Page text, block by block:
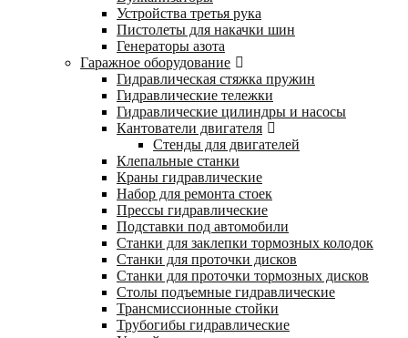
Устройства третья рука
Пистолеты для накачки шин
Генераторы азота
Гаражное оборудование
Гидравлическая стяжка пружин
Гидравлические тележки
Гидравлические цилиндры и насосы
Кантователи двигателя
Стенды для двигателей
Клепальные станки
Краны гидравлические
Набор для ремонта стоек
Прессы гидравлические
Подставки под автомобили
Станки для заклепки тормозных колодок
Станки для проточки дисков
Станки для проточки тормозных дисков
Столы подъемные гидравлические
Трансмиссионные стойки
Трубогибы гидравлические